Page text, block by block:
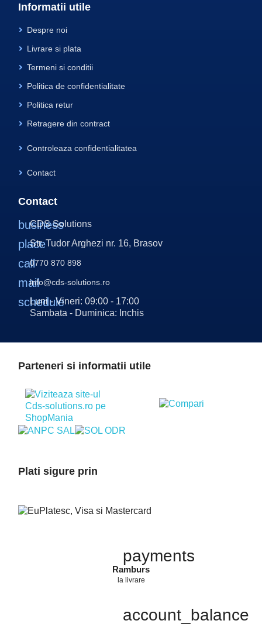
Informatii utile
Despre noi
Livrare si plata
Termeni si conditii
Politica de confidentialitate
Politica retur
Retragere din contract
Controleaza confidentialitatea
Contact
Contact
business
CDS Solutions
place
Str. Tudor Arghezi nr. 16, Brasov
call0770 870 898
mailinfo@cds-solutions.ro
schedule
Luni - Vineri: 09:00 - 17:00
Sambata - Duminica: Inchis
Parteneri si informatii utile
Plati sigure prin
payments
Ramburs
la livrare
account_balance